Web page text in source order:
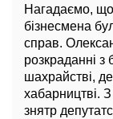
Нагадаємо,
бізнесмена
справ.
розкраданні
шахрайстві,
хабарництві.
знятр